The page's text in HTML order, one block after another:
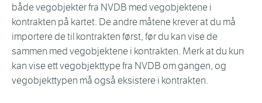
både vegobjekter fra NVDB med vegobjektene i
kontrakten på kartet. De andre måtene krever at du må
importere de til kontrakten først, før du kan vise de
sammen med vegobjektene i kontrakten. Merk at du kun
kan vise ett vegobjekttype fra NVDB om gangen, og
vegobjekttypen må også eksistere i kontrakten.